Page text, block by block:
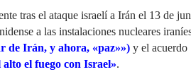
tras el ataque israelí a Irán el 13 de
a las instalaciones nucleares
de Irán, y ahora, «paz»») y el acuerdo
el fuego con Israel».